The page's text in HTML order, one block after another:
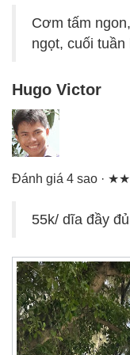
Cơm tấm
ngọt, cuối
Hugo Victor
Đánh giá 4 sao ·
55k/ dĩa đầy